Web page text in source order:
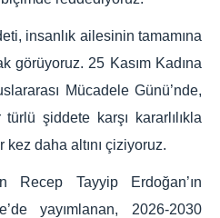
insanlık ailesinin tamamına
görüyoruz. 25 Kasım Kadına
Mücadele Günü’nde,
şiddete karşı kararlılıkla
daha altını çiziyoruz.
Recep Tayyip Erdoğan’ın
yayımlanan, 2026-2030